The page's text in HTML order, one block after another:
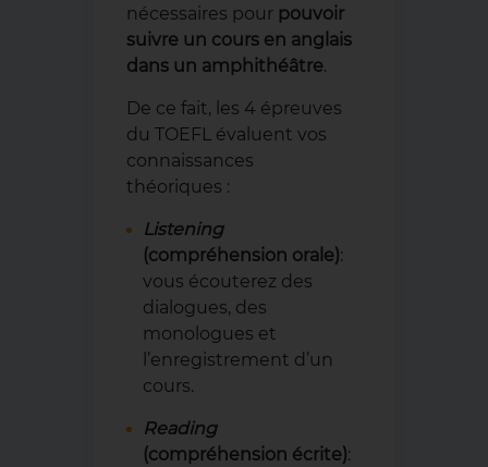
nécessaires pour pouvoir
suivre un cours en anglais
dans un amphithéâtre.
De ce fait, les 4 épreuves
du TOEFL évaluent vos
connaissances
théoriques :
Listening
(compréhension orale):
vous écouterez des
dialogues, des
monologues et
l’enregistrement d’un
cours.
Reading
(compréhension écrite):